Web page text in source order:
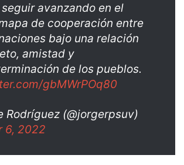
avanzando en el
de cooperación entre
bajo una relación
amistad y
de los pueblos.
gbMWrPOq80
(@jorgerpsuv)
6, 2022